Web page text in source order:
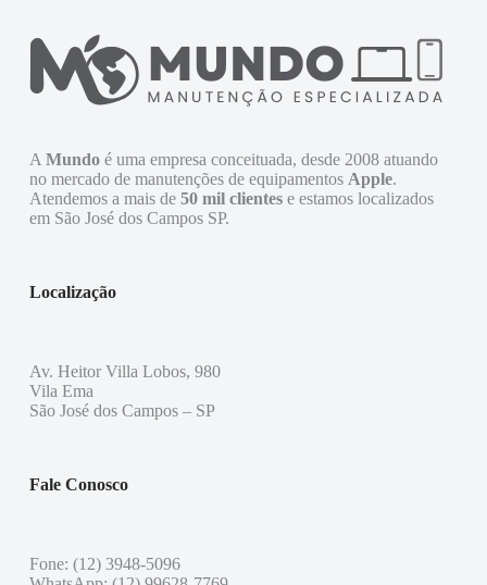
A Mundoé uma empresa conceituada, desde 2008 atuando
no mercado de manutenções de equipamentos Apple.
Atendemos a mais de 50 mil clientese estamos localizados
em São José dos Campos SP.
Localização
Av. Heitor Villa Lobos, 980
Vila Ema
São José dos Campos – SP
Fale Conosco
Fone: (12) 3948-5096